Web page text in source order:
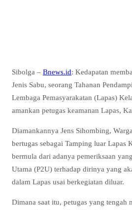
Sibolga – Bnews.id: Kedapatan
Jenis Sabu, seorang Tahanan
Lembaga Pemasyarakatan (Lapas)
amankan petugas keamanan Lapas,
Diamankannya Jens Sihombing,
bertugas sebagai Tamping luar Lapas
bermula dari adanya pemeriksaan
Utama (P2U) terhadap dirinya yang
dalam Lapas usai berkegiatan diluar.
Dimana saat itu, petugas yang tengah